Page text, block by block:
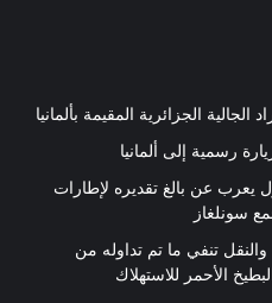
الجزائرية المقيمة بألمانيا
رسمية إلى ألمانيا
يعرب عن بالغ تقديره لإطارات
سونلغاز
والنقل تنفي ما تم تداوله من
الأحمر للاستهلاك